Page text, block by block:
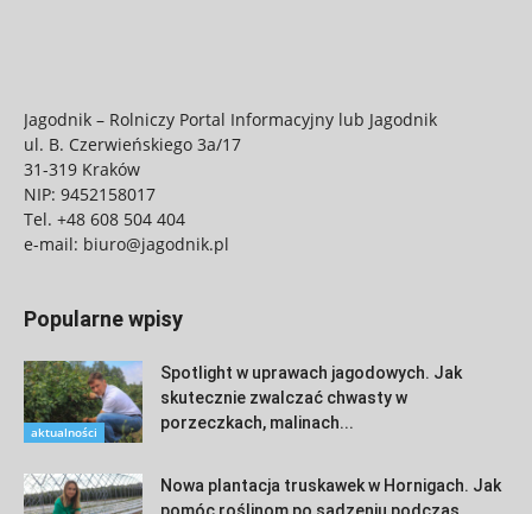
Jagodnik – Rolniczy Portal Informacyjny lub Jagodnik
ul. B. Czerwieńskiego 3a/17
31-319 Kraków
NIP: 9452158017
Tel. +48 608 504 404
e-mail: biuro@jagodnik.pl
Popularne wpisy
aktualności
Spotlight w uprawach jagodowych. Jak
skutecznie zwalczać chwasty w
porzeczkach, malinach...
Nowa plantacja truskawek w Hornigach. Jak